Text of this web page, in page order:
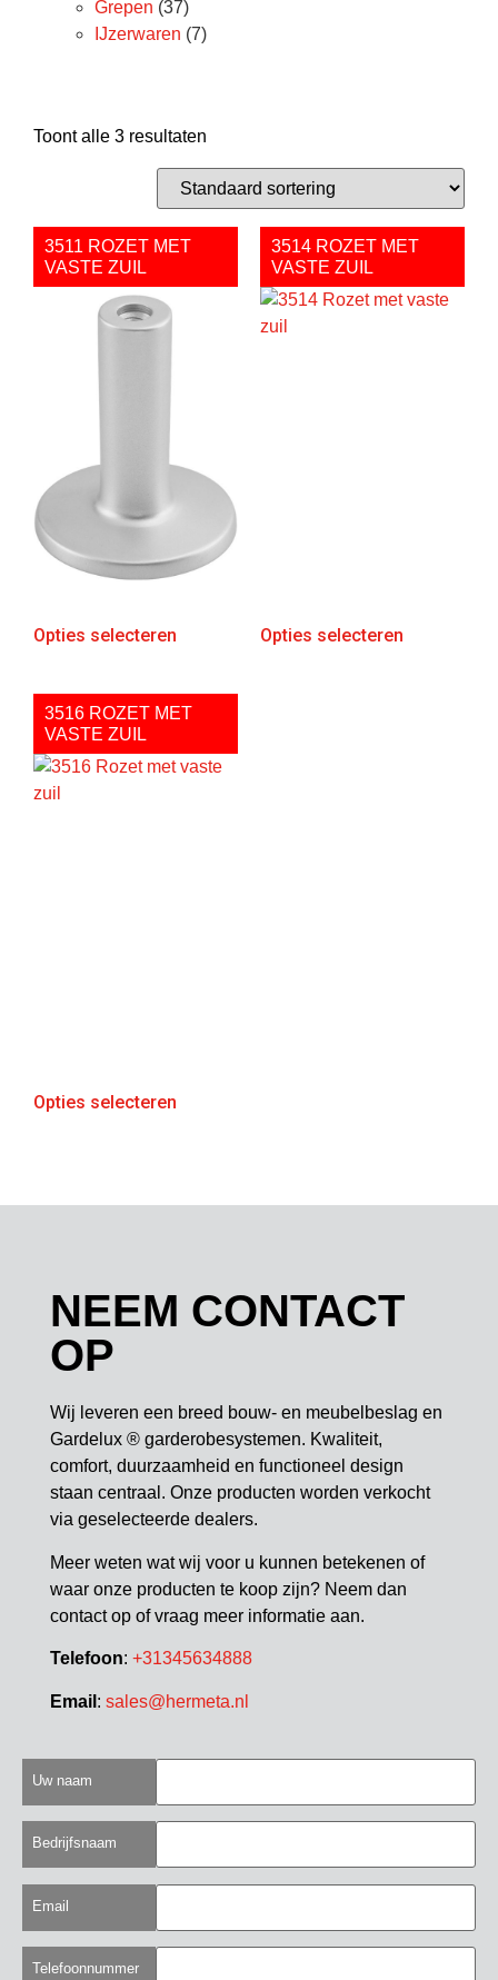
Grepen (37)
IJzerwaren (7)
Toont alle 3 resultaten
3511 ROZET MET
VASTE ZUIL
Opties selecteren
3514 ROZET MET
VASTE ZUIL
Opties selecteren
3516 ROZET MET
VASTE ZUIL
Opties selecteren
NEEM CONTACT
OP
Wij leveren een breed bouw- en meubelbeslag en
Gardelux ® garderobesystemen. Kwaliteit,
comfort, duurzaamheid en functioneel design
staan centraal. Onze producten worden verkocht
via geselecteerde dealers.
Meer weten wat wij voor u kunnen betekenen of
waar onze producten te koop zijn? Neem dan
contact op of vraag meer informatie aan.
Telefoon: +31345634888
Email : sales@hermeta.nl
Uw naam
Bedrijfsnaam
Email
Telefoonnummer